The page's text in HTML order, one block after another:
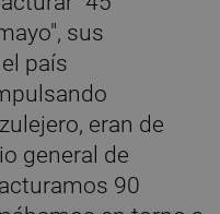
sus
país
eran de
general de
90